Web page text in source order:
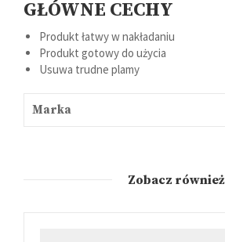
GŁÓWNE CECHY
Produkt łatwy w nakładaniu
Produkt gotowy do użycia
Usuwa trudne plamy
Marka
Zobacz również